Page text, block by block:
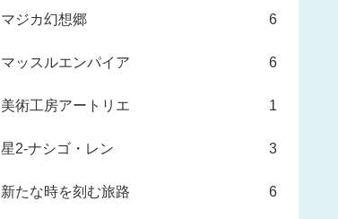
マジカ幻想郷 6
マッスルエンパイア 6
美術工房アートリエ 1
星2-ナシゴ・レン 3
新たな時を刻む旅路 6